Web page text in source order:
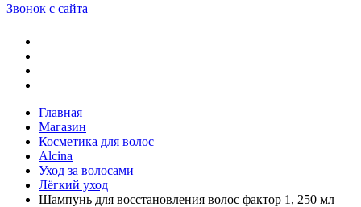
Звонок с сайта
Главная
Магазин
Косметика для волос
Alcina
Уход за волосами
Лёгкий уход
Шампунь для восстановления волос фактор 1, 250 мл